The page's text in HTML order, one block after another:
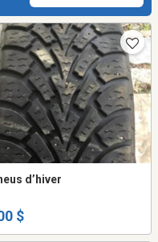
d’hiver
$